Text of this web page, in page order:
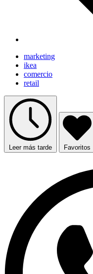
marketing
ikea
comercio
retail
Leer más tarde Favoritos